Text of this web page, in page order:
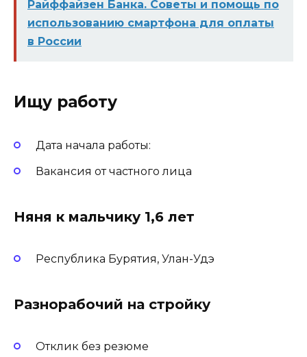
Райффайзен Банка. Советы и помощь по
использованию смартфона для оплаты
в России
Ищу работу
Дата начала работы:
Вакансия от частного лица
Няня к мальчику 1,6 лет
Республика Бурятия, Улан-Удэ
Разнорабочий на стройку
Отклик без резюме